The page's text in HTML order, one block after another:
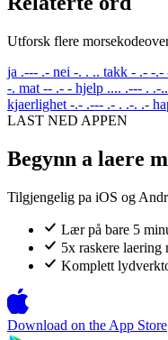
Utforsk flere
ja .--- .- nei -. . .. takk - .- -.-
-. mat -- .- - hjelp .... .--- . .-
kjaerlighet -.- .--- .- . .-. .-
LAST NED APPEN
Begynn a laere
Tilgjengelig pa iOS og
Lær på bare 5
5x raskere laering
Komplett
Download on the App Store